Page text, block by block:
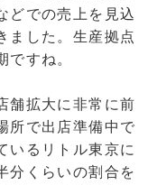
どでの売上を見込
ました。生産拠点
ですね。
舗拡大に非常に前
所で出店準備中で
いるリトル東京に
分くらいの割合を